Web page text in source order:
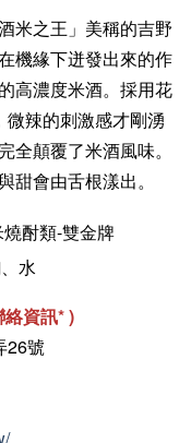
米之王」美稱的吉野
機緣下迸發出來的作
高濃度米酒。採用花
辣的刺激感才剛湧
全顛覆了米酒風味。
甜會由舌根漾出。
酎類-雙金牌
水
絡資訊* )
26號